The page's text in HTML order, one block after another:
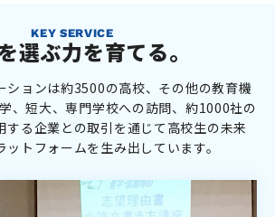
KEY SERVICE
選ぶ力を育てる。
ションは約3500の高校、その他の教育機
、短大、専門学校への訪問、約1000社の
する企業との取引を通じて高校生の未来
トフォームを生み出しています。